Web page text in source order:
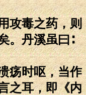
攻毒之药，则
。丹溪虽曰∶
疡时呕，当作
之耳，即《内